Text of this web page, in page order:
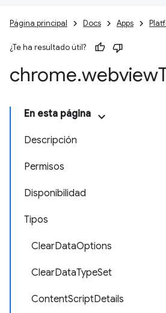
Página principal Docs Apps
¿Te ha resultado útil?
chrome.webview
En esta página
Descripción
Permisos
Disponibilidad
Tipos
ClearDataOptions
ClearDataTypeSet
ContentScriptDetails